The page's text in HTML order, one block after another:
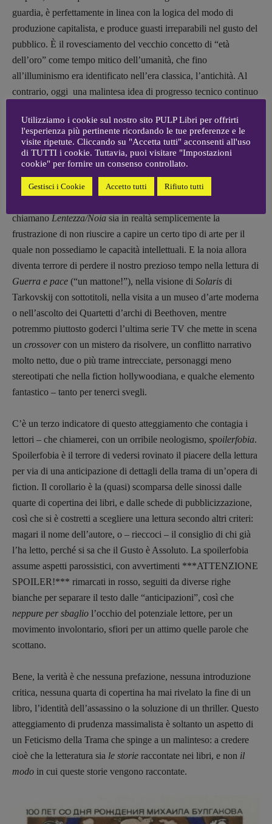
ARCHIVIO E AUTORI
guardia, è perfettamente in linea con la logica del modo di
produzione capitalista, e produce guasti irreparabili nel gusto del
pubblico. È il rovesciamento del vecchio concetto di “età
dell’oro” come tempo mitico dell’umanità, che fino
all’illuminismo era identificato nell’era classica, l’antichità. Al
contrario, oggi una malintesa idea di progresso tecnico continuo
pubblicati quando ancora quelle innovazioni non erano
disponibili.
Questa è una possibile interpretazione. Ne esiste un’altra, più
pessimista, che già Susan Sontag aveva stigmatizzato negli anni
chiamano Lentezza/Noia sia in realtà semplicemente la
frustrazione di non riuscire a capire un certo tipo di arte per il
quale non possediamo le capacità intellettuali. E la noia allora
diventa terrore di perdere il nostro prezioso tempo nella lettura di
Guerra e pace (“un mattone!”), nella visione di Solaris di
Tarkovskij con sottotitoli, nella visita a un museo d’arte moderna
o nell’ascolto dei Quartetti d’archi di Beethoven, mentre
potremmo piuttosto goderci l’ultima serie TV che mette in scena
un crossover con un mistero da risolvere, un conflitto narrativo
molto netto, due o più trame intrecciate, personaggi meno
stereotipati che nella fiction hollywoodiana, e qualche elemento
fantastico – tanto per tenerci svegli.
C’è un terzo indicatore di questo atteggiamento che contagia i
lettori – che chiamerei, con un orribile neologismo, spoilerfobia.
Spoilerfobia è il terrore di vedersi rovinato il piacere della lettura
per via di una anticipazione di dettagli della trama di un’opera di
fiction. Il corollario è la (quasi) scomparsa delle sinossi dalle
quarte di copertina dei libri, e dalle schede di pubblicizzazione,
così che si è costretti a scegliere una lettura secondo altri criteri:
magari il nome dell’autore, o – rieccoci – il consiglio di chi già
l’ha letto, perché si sa che il Gusto è Assoluto. La spoilerfobia
assume aspetti parossistici, con avvertimenti ***ATTENZIONE
SPOILER!*** rimarcati in rosso, seguiti da diverse righe
bianche per separare il testo dalle “anticipazioni”, così che
neppure per sbaglio l’occhio del potenziale lettore, per un
movimento involontario, sfiori per un attimo quelle parole che
scottano.
Bene, la verità è che nessuna prefazione, nessuna introduzione
critica, nessuna quarta di copertina ha mai rivelato la fine di un
libro, l’identità dell’assassino o la soluzione di un thriller. Questo
atteggiamento di prudenza massimalista è soltanto un aspetto di
un Feticismo della Trama che spinge a un malinteso: a credere
cioè che la letteratura sia le storie raccontate nei libri, e non il
modo in cui queste storie vengono raccontate.
Utilizziamo i cookie sul nostro sito PULP Libri per offrirti
l'esperienza più pertinente ricordando le tue preferenze e le
visite ripetute. Cliccando su "Accetta tutti" acconsenti all'uso
di TUTTI i cookie. Tuttavia, puoi visitare "Impostazioni
cookie" per fornire un consenso controllato.
Gestisci i Cookie Accetto tutti Rifiuto tutti